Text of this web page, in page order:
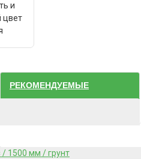
и
цвет
РЕКОМЕНДУЕМЫЕ